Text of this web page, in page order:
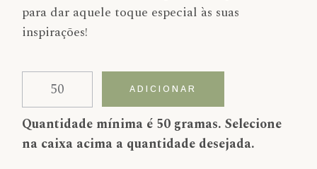
para dar aquele toque especial às suas
inspirações!
Quantidade de Canela Cássia pau
ADICIONAR
Alternative:
Quantidade mínima é 50 gramas. Selecione
na caixa acima a quantidade desejada.